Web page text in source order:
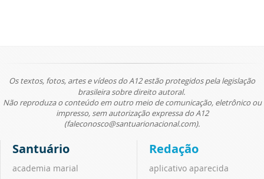
Os textos, fotos, artes e vídeos do A12 estão protegidos pela legislação
brasileira sobre direito autoral.
Não reproduza o conteúdo em outro meio de comunicação, eletrônico ou
impresso, sem autorização expressa do A12
(faleconosco@santuarionacional.com).
Santuário
academia marial
Redação
aplicativo aparecida